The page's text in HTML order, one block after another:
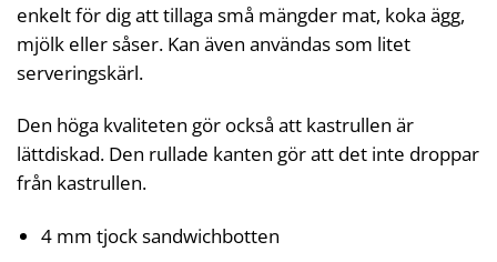
enkelt för dig att tillaga små mängder mat, koka ägg,
mjölk eller såser. Kan även användas som litet
serveringskärl.
Den höga kvaliteten gör också att kastrullen är
lättdiskad. Den rullade kanten gör att det inte droppar
från kastrullen.
4 mm tjock sandwichbotten